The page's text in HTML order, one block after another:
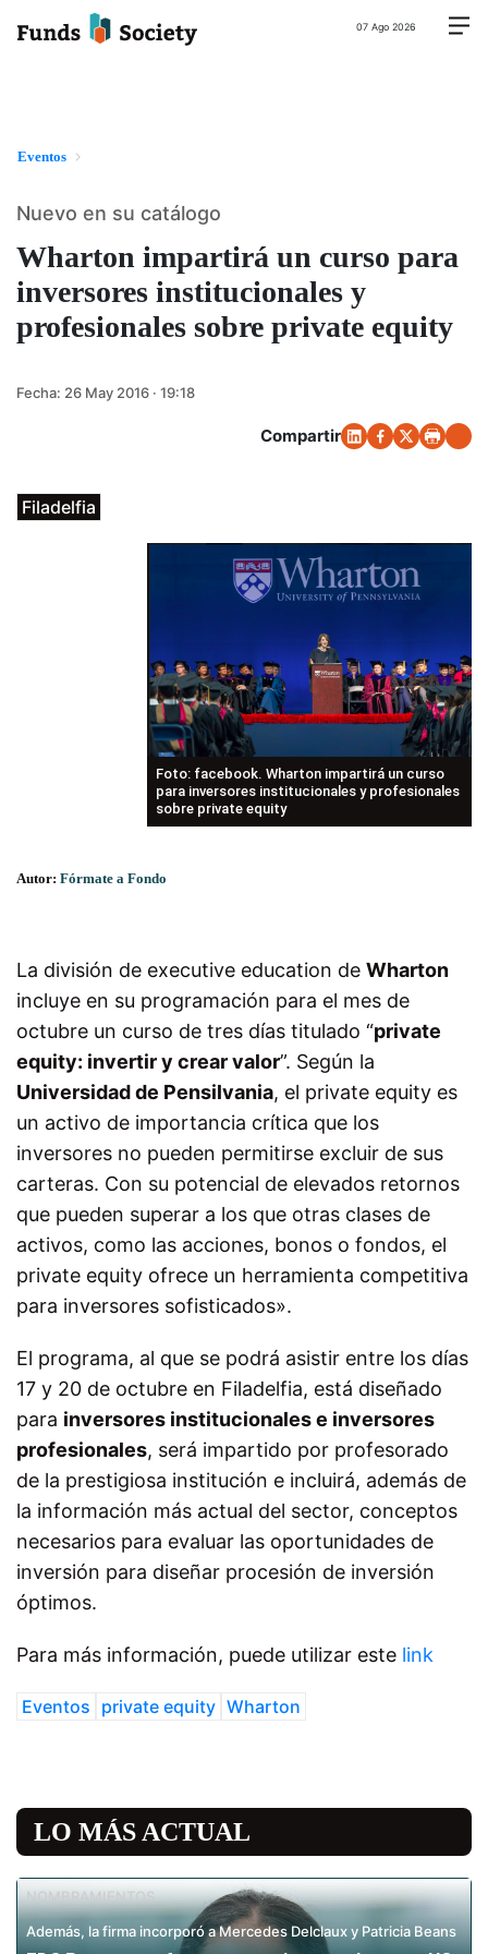
07 Ago 2026
Eventos
Wharton impartirá un curso para
inversores institucionales y
profesionales sobre private equity
Nuevo en su catálogo
Fecha: 26 May 2016 · 19:18
Compartir
Filadelfia
Foto: facebook. Wharton impartirá un curso
para inversores institucionales y profesionales
sobre private equity
Autor: Fórmate a Fondo
La división de executive education de Wharton
incluye en su programación para el mes de
octubre un curso de tres días titulado “private
equity: invertir y crear valor”. Según la
Universidad de Pensilvania, el private equity es
un activo de importancia crítica que los
inversores no pueden permitirse excluir de sus
carteras. Con su potencial de elevados retornos
que pueden superar a los que otras clases de
activos, como las acciones, bonos o fondos, el
private equity ofrece un herramienta competitiva
para inversores sofisticados».
El programa, al que se podrá asistir entre los días
17 y 20 de octubre en Filadelfia, está diseñado
para inversores institucionales e inversores
profesionales, será impartido por profesorado
de la prestigiosa institución e incluirá, además de
la información más actual del sector, conceptos
necesarios para evaluar las oportunidades de
inversión para diseñar procesión de inversión
óptimos.
Para más información, puede utilizar este link
Eventos private equity Wharton
LO MÁS ACTUAL
NOMBRAMIENTOS
Además, la firma incorporó a Mercedes Delclaux y Patricia Beans